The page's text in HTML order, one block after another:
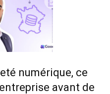
numérique, ce
avant de